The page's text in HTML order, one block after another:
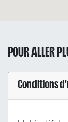
POUR ALLER
Conditions